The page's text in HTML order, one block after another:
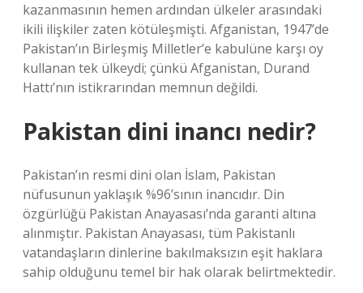
kazanmasının hemen ardından ülkeler arasındaki
ikili ilişkiler zaten kötüleşmişti. Afganistan, 1947’de
Pakistan’ın Birleşmiş Milletler’e kabulüne karşı oy
kullanan tek ülkeydi; çünkü Afganistan, Durand
Hattı’nın istikrarından memnun değildi.
Pakistan dini inancı nedir?
Pakistan’ın resmi dini olan İslam, Pakistan
nüfusunun yaklaşık %96’sının inancıdır. Din
özgürlüğü Pakistan Anayasası’nda garanti altına
alınmıştır. Pakistan Anayasası, tüm Pakistanlı
vatandaşların dinlerine bakılmaksızın eşit haklara
sahip olduğunu temel bir hak olarak belirtmektedir.